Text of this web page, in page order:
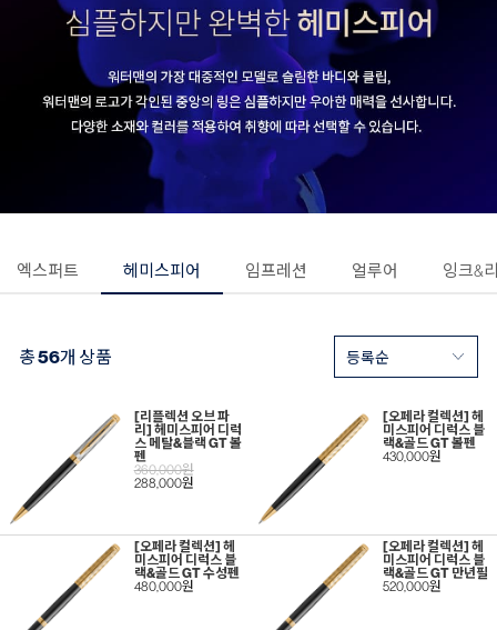
엑스퍼트 헤미스피어 임프레션 얼루어 잉크&
총56개 상품
[리플렉션 오브 파
리] 헤미스피어 디럭
스 메탈&블랙 GT 볼
펜
360,000원
288,000원
[오페라 컬렉션] 헤
미스피어 디럭스 블
랙&골드 GT 볼펜
430,000원
[오페라 컬렉션] 헤
미스피어 디럭스 블
랙&골드 GT 수성펜
480,000원
[오페라 컬렉션] 헤
미스피어 디럭스 블
랙&골드 GT 만년필
520,000원